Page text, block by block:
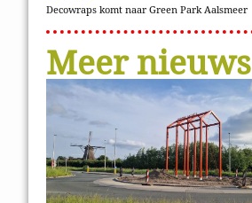
Decowraps komt naar Green Park Aalsmeer
Meer nieuws